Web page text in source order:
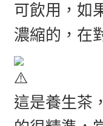
可飲用，如
濃縮的，在
這是養生茶